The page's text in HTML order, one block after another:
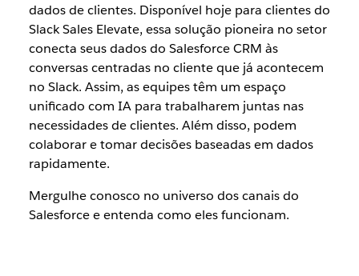
dados de clientes. Disponível hoje para clientes do
Slack Sales Elevate, essa solução pioneira no setor
conecta seus dados do Salesforce CRM às
conversas centradas no cliente que já acontecem
no Slack. Assim, as equipes têm um espaço
unificado com IA para trabalharem juntas nas
necessidades de clientes. Além disso, podem
colaborar e tomar decisões baseadas em dados
rapidamente.
Mergulhe conosco no universo dos canais do
Salesforce e entenda como eles funcionam.